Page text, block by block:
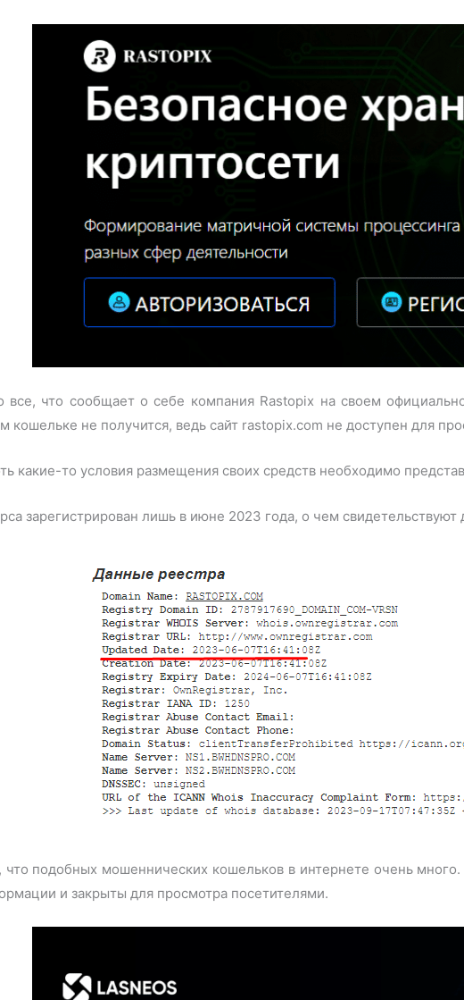
все, что сообщает о себе компания Rastopix на своем
кошельке не получится, ведь сайт rastopix.com не доступен для
какие-то условия размещения своих средств необходимо
зарегистрирован лишь в июне 2023 года, о чем свидетельствуют
что подобных мошеннических кошельков в интернете очень
и закрыты для просмотра посетителями.